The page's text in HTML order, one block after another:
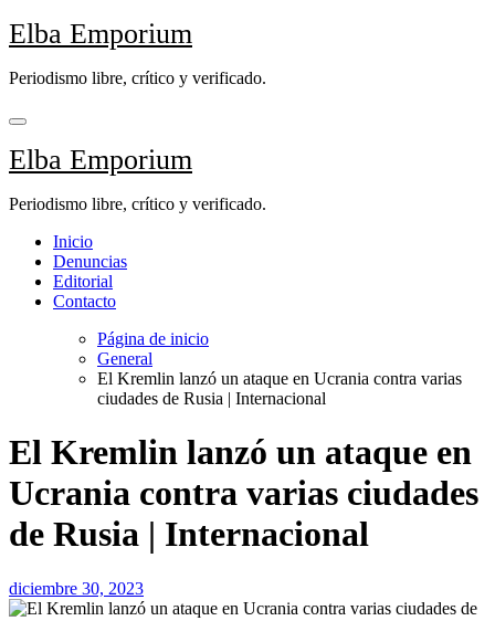
Saltar
al
Elba Emporium
Periodismo libre, crítico y verificado.
Elba Emporium
Periodismo libre, crítico y verificado.
Inicio
Denuncias
Editorial
Contacto
Página de inicio
General
El Kremlin lanzó un ataque en Ucrania contra varias
ciudades de Rusia | Internacional
El Kremlin lanzó un ataque en
Ucrania contra varias ciudades
de Rusia | Internacional
diciembre 30, 2023